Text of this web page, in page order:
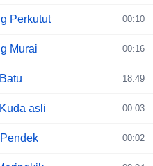
Perkutut 00:10
Murai 00:16
18:49
asli 00:03
00:02